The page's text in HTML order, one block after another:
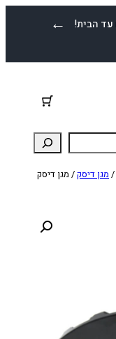
←
/ מגן דיסק/ מגן דיסק